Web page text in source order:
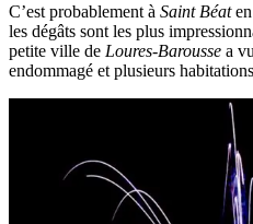
C’est probablement à Saint Béaten
les dégâts sont les plus
petite ville de Loures-Barousse a
endommagé et plusieurs